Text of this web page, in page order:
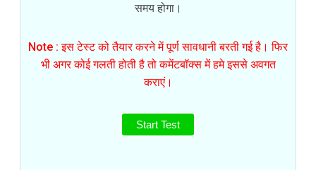
समय होगा।
Note : इस टेस्ट को तैयार करने में पूर्ण सावधानी बरती गई है। फिर
भी अगर कोई गलती होती है तो कमेंटबॉक्स में हमे इससे अवगत
कराएं।
Start Test